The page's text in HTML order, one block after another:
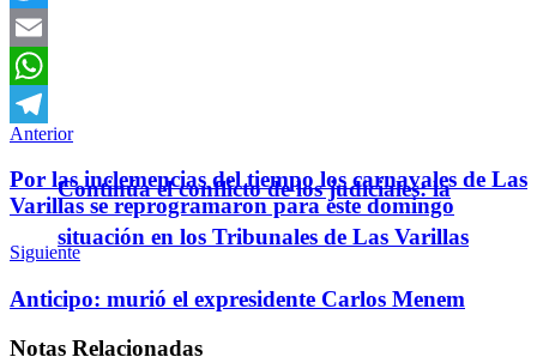
Continúa el conflicto de los judiciales: la
situación en los Tribunales de Las Varillas
Twitter
Email
WhatsApp
Telegram
Anterior
Por las inclemencias del tiempo los carnavales de Las
Varillas se reprogramaron para este domingo
Siguiente
Anticipo: murió el expresidente Carlos Menem
Notas Relacionadas